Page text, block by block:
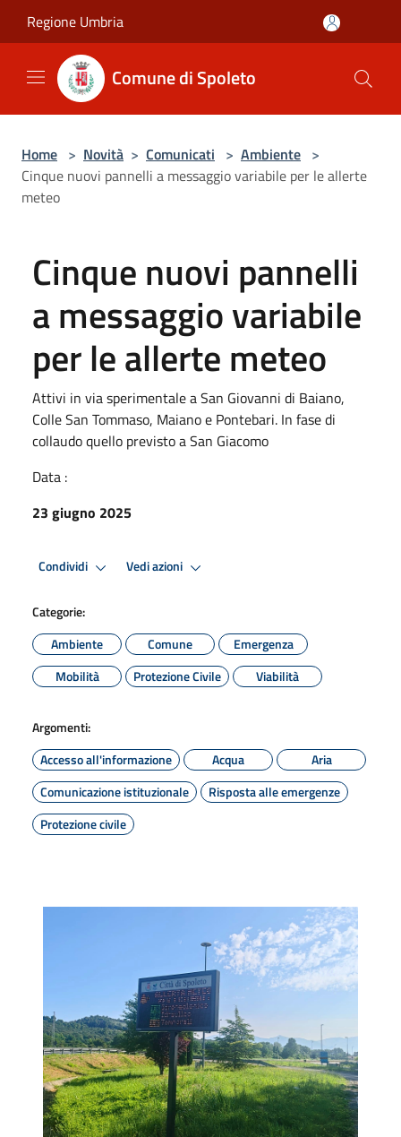
Regione Umbria
Comune di Spoleto
Home > Novità > Comunicati > Ambiente >
Cinque nuovi pannelli a messaggio variabile per le allerte
meteo
Cinque nuovi pannelli
a messaggio variabile
per le allerte meteo
Attivi in via sperimentale a San Giovanni di Baiano,
Colle San Tommaso, Maiano e Pontebari. In fase di
collaudo quello previsto a San Giacomo
Data :
23 giugno 2025
Condividi Vedi azioni
Categorie:
Ambiente
Comune
Emergenza
Mobilità
Protezione Civile Viabilità
Argomenti:
Accesso all'informazione
Acqua
Aria
Comunicazione istituzionale
Risposta alle emergenze
Protezione civile